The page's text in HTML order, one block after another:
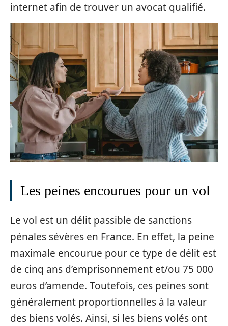
internet afin de trouver un avocat qualifié.
Les peines encourues pour un vol
Le vol est un délit passible de sanctions
pénales sévères en France. En effet, la peine
maximale encourue pour ce type de délit est
de cinq ans d’emprisonnement et/ou 75 000
euros d’amende. Toutefois, ces peines sont
généralement proportionnelles à la valeur
des biens volés. Ainsi, si les biens volés ont